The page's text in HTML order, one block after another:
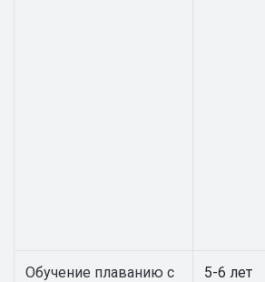
Обучение плаванию с
5-6 лет